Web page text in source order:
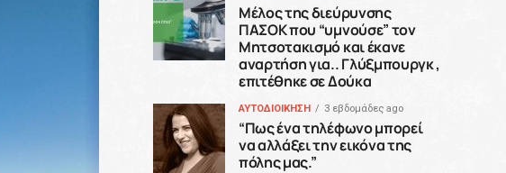
Μέλος της διεύρυνσης
ΠΑΣΟΚ που “υμνούσε” τον
Μητσοτακισμό και έκανε
αναρτήση για.. Γλύξμπουργκ ,
επιτέθηκε σε Δούκα
ΑΥΤΟΔΙΟΙΚΗΣΗ 3 εβδομάδες ago
“Πως ένα τηλέφωνο μπορεί
να αλλάξει την εικόνα της
πόλης μας.”